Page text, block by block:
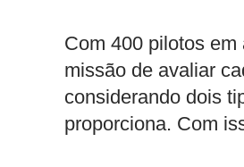
Com 400 pilotos
missão de avaliar
considerando dois
proporciona. Com